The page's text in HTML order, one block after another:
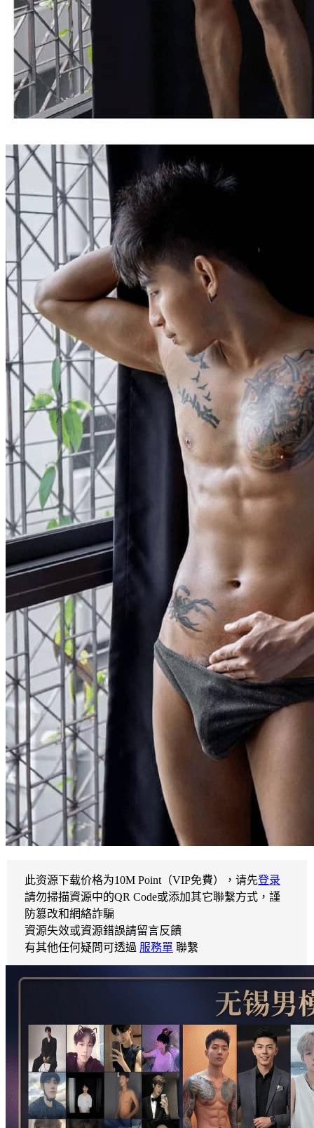
此资源下载价格为10M Point（VIP免費），请先登录
請勿掃描資源中的QR Code或添加其它聯繫方式，謹
防篡改和網絡詐騙
資源失效或資源錯誤請留言反饋
有其他任何疑問可透過 服務單 聯繫